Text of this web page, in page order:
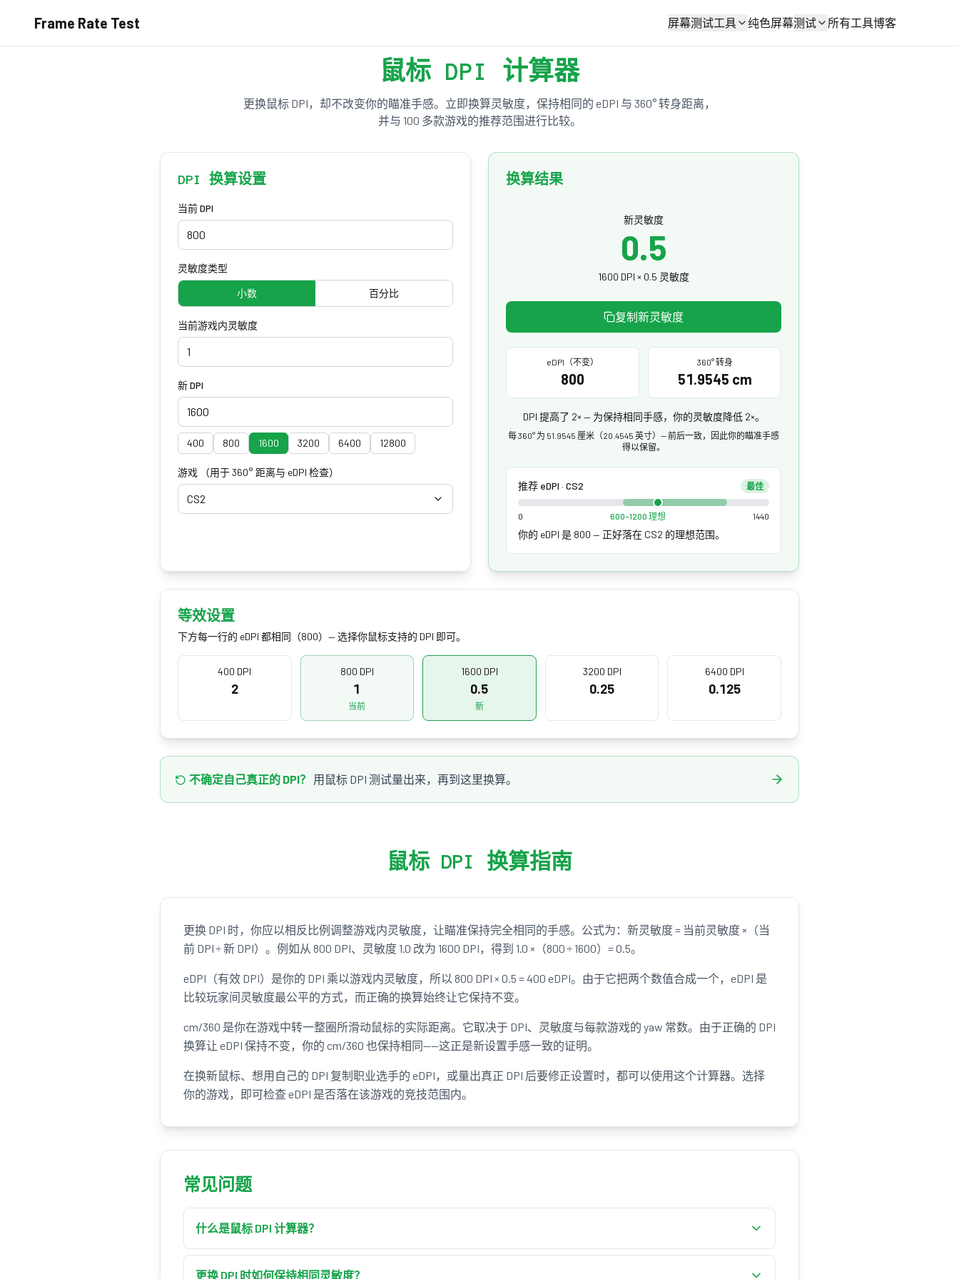
Frame Rate Test 屏幕测试工具 纯色屏幕测试 所有工具博客
鼠标 DPI 计算器
更换鼠标 DPI，却不改变你的瞄准手感。立即换算灵敏度，保持相同的 eDPI 与 360° 转身距离，
并与 100 多款游戏的推荐范围进行比较。
DPI 换算设置
当前 DPI
灵敏度类型
小数 百分比
当前游戏内灵敏度
新 DPI
400 800 1600 3200 6400 12800
游戏 （用于 360° 距离与 eDPI 检查）
CS2
换算结果
新灵敏度
0.5
1600 DPI × 0.5 灵敏度
复制新灵敏度
eDPI（不变）
800
360° 转身
51.9545 cm
DPI 提高了 2× — 为保持相同手感，你的灵敏度降低 2×。
每 360° 为 51.9545 厘米（20.4545 英寸）— 前后一致，因此你的瞄准手感
得以保留。
推荐 eDPI · CS2 最佳
0 600–1200 理想 1440
你的 eDPI 是 800 — 正好落在 CS2 的理想范围。
等效设置
下方每一行的 eDPI 都相同（800）— 选择你鼠标支持的 DPI 即可。
400 DPI
2
800 DPI
1
当前
1600 DPI
0.5
新
3200 DPI
0.25
6400 DPI
0.125
不确定自己真正的 DPI？ 用鼠标 DPI 测试量出来，再到这里换算。
鼠标 DPI 换算指南
更换 DPI 时，你应以相反比例调整游戏内灵敏度，让瞄准保持完全相同的手感。公式为：新灵敏度 = 当前灵敏度 ×（当
前 DPI ÷ 新 DPI）。例如从 800 DPI、灵敏度 1.0 改为 1600 DPI，得到 1.0 ×（800 ÷ 1600）= 0.5。
eDPI（有效 DPI）是你的 DPI 乘以游戏内灵敏度，所以 800 DPI × 0.5 = 400 eDPI。由于它把两个数值合成一个，eDPI 是
比较玩家间灵敏度最公平的方式，而正确的换算始终让它保持不变。
cm/360 是你在游戏中转一整圈所滑动鼠标的实际距离。它取决于 DPI、灵敏度与每款游戏的 yaw 常数。由于正确的 DPI
换算让 eDPI 保持不变，你的 cm/360 也保持相同——这正是新设置手感一致的证明。
在换新鼠标、想用自己的 DPI 复制职业选手的 eDPI，或量出真正 DPI 后要修正设置时，都可以使用这个计算器。选择
你的游戏，即可检查 eDPI 是否落在该游戏的竞技范围内。
常见问题
什么是鼠标 DPI 计算器？
鼠标 DPI 计算器会在你更换 DPI 时换算灵敏度，让鼠标保持完全相同的手感。输入当前的 DPI 与游戏内灵敏度，以
及想要的新 DPI，它会返回能让有效灵敏度（eDPI）与 360° 转身距离保持一致的新灵敏度。
更换 DPI 时如何保持相同灵敏度？